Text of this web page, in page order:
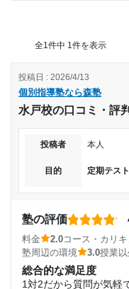
全1件中 1件を表示
個別指導塾なら森塾
水戸校の口コミ・評判
投稿日 : 2026/4/13
投稿者 本人
目的 定期テス
塾の評価
料金 2.0コース・カリ
塾周辺の環境
3.0授業以
総合的な満足度
1対2だから質問が気軽